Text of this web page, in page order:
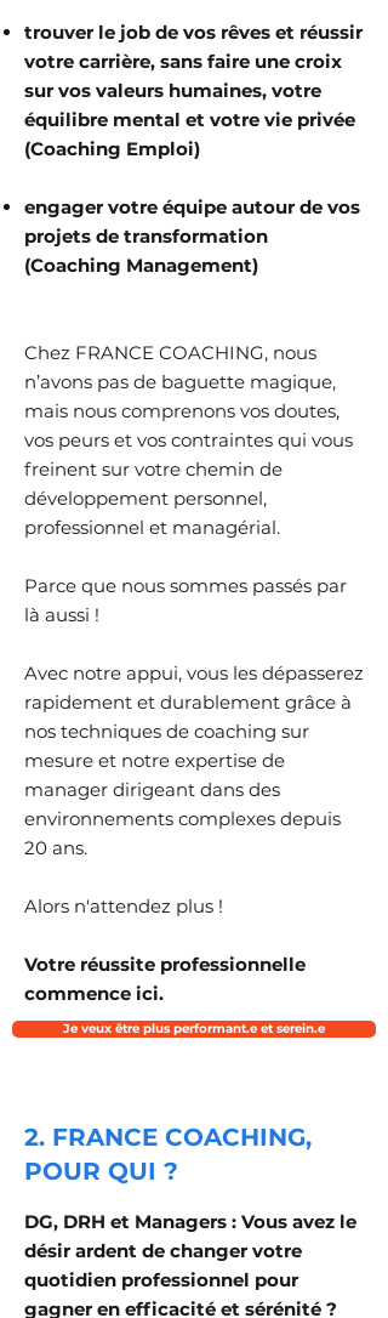
trouver le job de vos rêves et réussir
votre carrière, sans faire une croix
sur vos valeurs humaines, votre
équilibre mental et votre vie privée
(Coaching Emploi)
engager votre équipe autour de vos
projets de transformation
(Coaching Management)
Chez FRANCE COACHING, nous
n’avons pas de baguette magique,
mais nous comprenons vos doutes,
vos peurs et vos contraintes qui vous
freinent sur votre chemin de
développement personnel,
professionnel et managérial.
Parce que nous sommes passés par
là aussi !
Avec notre appui, vous les dépasserez
rapidement et durablement grâce à
nos techniques de coaching sur
mesure et notre expertise de
manager dirigeant dans des
environnements complexes depuis
20 ans.
Alors n'attendez plus !
Votre réussite professionnelle
commence ici.
Je veux être plus performant.e et serein.e
2. FRANCE COACHING,
POUR QUI ?
DG, DRH et Managers : Vous avez le
désir ardent de changer votre
quotidien professionnel pour
gagner en efficacité et sérénité ?